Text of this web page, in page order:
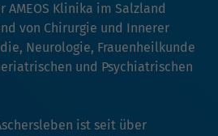
AMEOS Klinika im Salzland
von Chirurgie und Innerer
Neurologie, Frauenheilkunde
und Psychiatrischen
ist seit über